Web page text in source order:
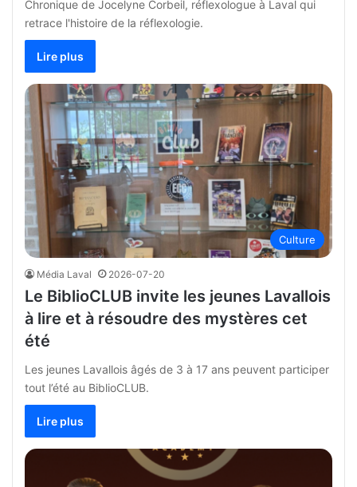
Chronique de Jocelyne Corbeil, réflexologue à Laval qui
retrace l'histoire de la réflexologie.
Lire plus
Culture
Média Laval 2026-07-20
Le BiblioCLUB invite les jeunes Lavallois
à lire et à résoudre des mystères cet
été
Les jeunes Lavallois âgés de 3 à 17 ans peuvent participer
tout l’été au BiblioCLUB.
Lire plus